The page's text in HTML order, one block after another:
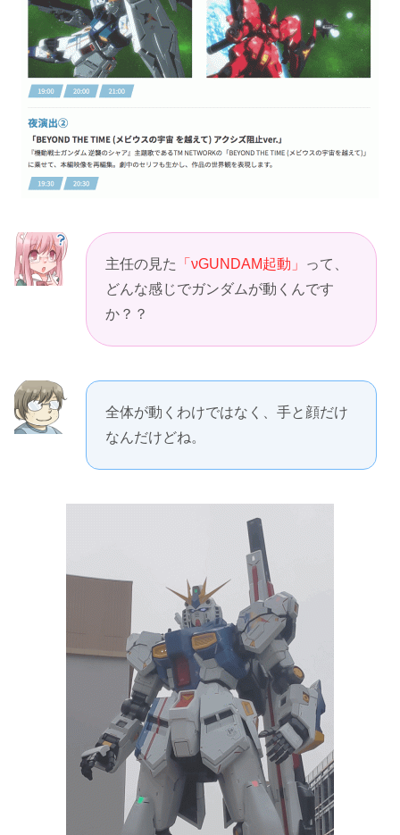
主任の見た 「νGUNDAM起動」
って、
どんな感じでガンダムが動くんです
か？？
全体が動くわけではなく、手と顔だけ
なんだけどね。